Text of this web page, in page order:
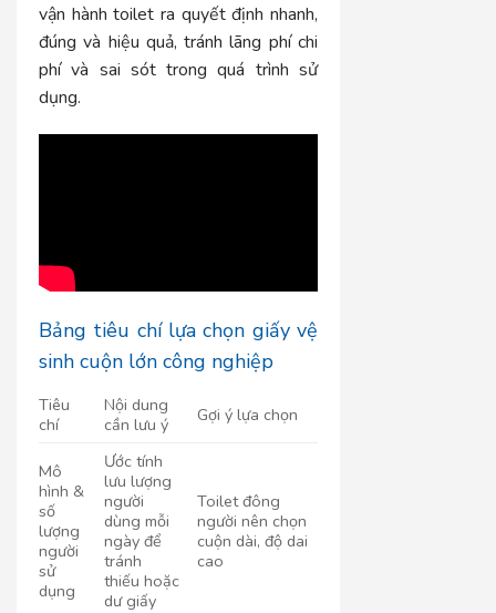
vận hành toilet ra quyết định nhanh,
đúng và hiệu quả, tránh lãng phí chi
phí và sai sót trong quá trình sử
dụng.
Bảng tiêu chí lựa chọn giấy vệ
sinh cuộn lớn công nghiệp
Tiêu
chí
Nội dung
cần lưu ý
Gợi ý lựa chọn
Mô
hình &
số
lượng
người
sử
dụng
Ước tính
lưu lượng
người
dùng mỗi
ngày để
tránh
thiếu hoặc
dư giấy
Toilet đông
người nên chọn
cuộn dài, độ dai
cao